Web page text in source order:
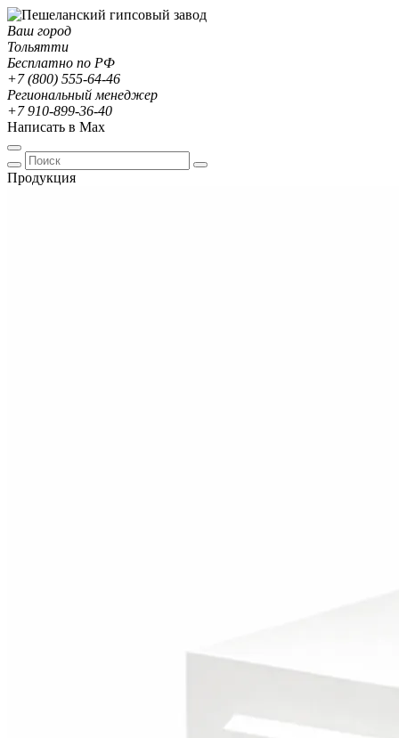
Ваш город
Тольятти
Бесплатно по РФ
+7 (800) 555-64-46
Региональный менеджер
+7 910-899-36-40
Написать в Max
Продукция